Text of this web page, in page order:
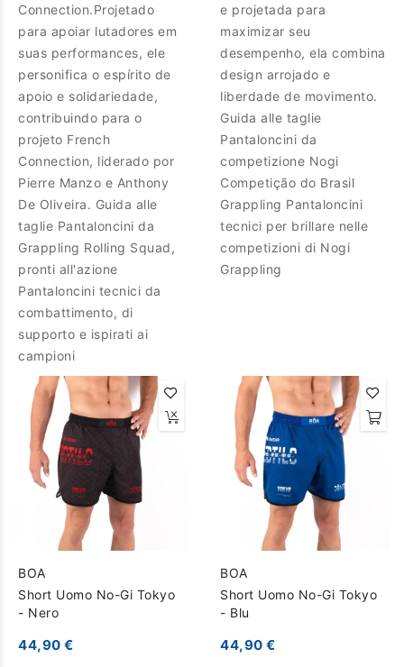
Connection.Projetado
para apoiar lutadores em
suas performances, ele
personifica o espírito de
apoio e solidariedade,
contribuindo para o
projeto French
Connection, liderado por
Pierre Manzo e Anthony
De Oliveira. Guida alle
taglie Pantaloncini da
Grappling Rolling Squad,
pronti all'azione
Pantaloncini tecnici da
combattimento, di
supporto e ispirati ai
campioni
e projetada para
maximizar seu
desempenho, ela combina
design arrojado e
liberdade de movimento.
Guida alle taglie
Pantaloncini da
competizione Nogi
Competição do Brasil
Grappling Pantaloncini
tecnici per brillare nelle
competizioni di Nogi
Grappling
BOA
Short Uomo No-Gi Tokyo
- Nero
44,90 €
BOA
Short Uomo No-Gi Tokyo
- Blu
44,90 €